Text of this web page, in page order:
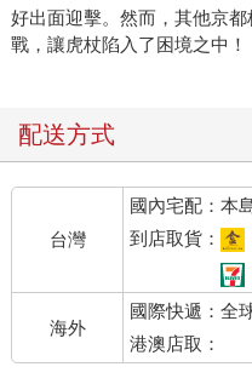
好出面迎擊。然而，其他京
戰，讓虎杖陷入了困境之中！
配送方式
台灣
國內宅配：本
到店取貨：
海外
國際快遞：全
港澳店取：